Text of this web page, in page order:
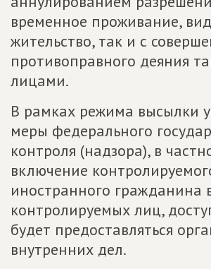
временное проживание,
жительство, так и с
противоправного деяния
лицами.
В рамках режима высылки
меры федерального
контроля (надзора), в
включение
иностранного гражданина
контролируемых лиц,
будет предоставляться
внутренних дел.